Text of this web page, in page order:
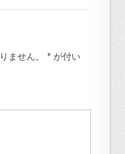
ません。 * が付い